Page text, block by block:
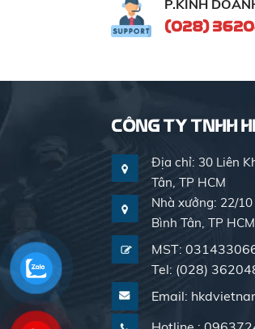
P.KINH
(028)
CÔNG TY TNHH
Địa chỉ: 30 Liên
Tân, TP HCM
Nhà xưởng: 22/
Bình Tân, TP HCM
MST:
Tel: (028)
Email: